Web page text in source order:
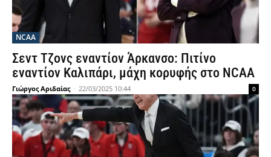
NCAA
Σεντ Τζονς εναντίον Άρκανσο: Πιτίνο
εναντίον Καλιπάρι, μάχη κορυφής στο NCAA
Γιώργος Αριδαίας - 22/03/2025 10:44 0